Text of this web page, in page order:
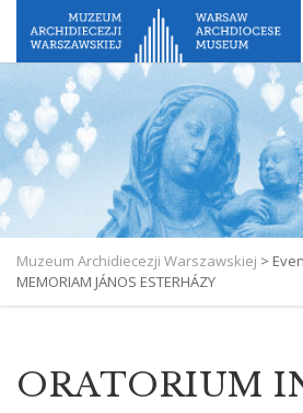
Muzeum Archidiecezji Warszawskiej >
MEMORIAM JÁNOS ESTERHÁZY
ORATORIUM